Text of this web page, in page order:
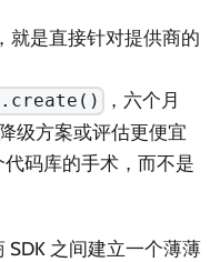
就是直接针对提供商的
，六个月
级方案或评估更便宜
码库的手术，而不是
之间建立一个薄薄